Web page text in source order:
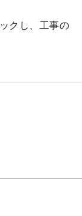
クし、工事の